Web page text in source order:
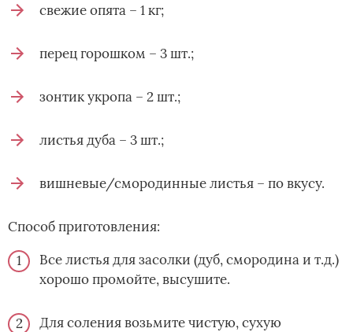
свежие опята – 1 кг;
перец горошком – 3 шт.;
зонтик укропа – 2 шт.;
листья дуба – 3 шт.;
вишневые/смородинные листья – по вкусу.
Способ приготовления:
Все листья для засолки (дуб, смородина и т.д.)
хорошо промойте, высушите.
Для соления возьмите чистую, сухую